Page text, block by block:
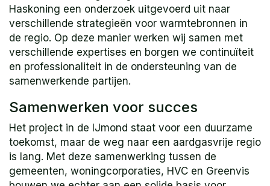
Haskoning een onderzoek uitgevoerd uit naar
verschillende strategieën voor warmtebronnen in
de regio. Op deze manier werken wij samen met
verschillende expertises en borgen we continuïteit
en professionaliteit in de ondersteuning van de
samenwerkende partijen.
Samenwerken voor succes
Het project in de IJmond staat voor een duurzame
toekomst, maar de weg naar een aardgasvrije regio
is lang. Met deze samenwerking tussen de
gemeenten, woningcorporaties, HVC en Greenvis